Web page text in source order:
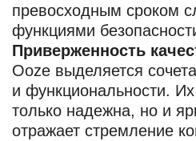
превосходным сроком
функциями
Приверженность
Ooze выделяется
и функциональности.
только надежна, но и
отражает стремление